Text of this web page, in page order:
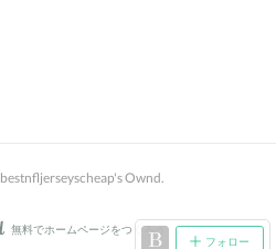
フォロー
bestnfljerseyscheap's Ownd.
AmebaOwnd
無料でホームページをつくろう